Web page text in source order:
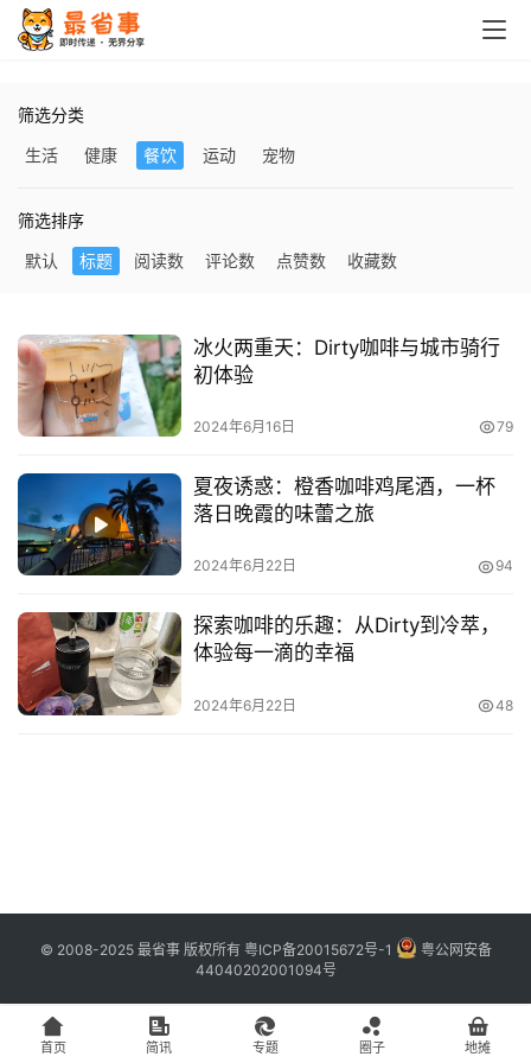
首
栏
题
简
讯
圈
博
主
访
客
地
稿
知
筛选分类
生活
健康 餐饮 运动 宠物
筛选排序
默认
标题 阅读数 评论数 点赞数 收藏数
冰火两重天：Dirty咖啡与城市骑行
初体验
2024年6月16日 79
夏夜诱惑：橙香咖啡鸡尾酒，一杯
落日晚霞的味蕾之旅
2024年6月22日 94
探索咖啡的乐趣：从Dirty到冷萃，
体验每一滴的幸福
2024年6月22日 48
© 2008-2025 最省事 版权所有 粤ICP备20015672号-1
粤公网安备
44040202001094号
首页 简讯 专题 圈子 地摊